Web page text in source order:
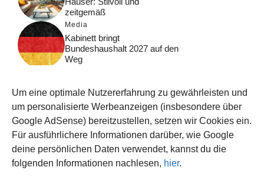
Um eine optimale Nutzererfahrung zu gewährleisten und
um personalisierte Werbeanzeigen (insbesondere über
Google AdSense) bereitzustellen, setzen wir Cookies ein.
Für ausführlichere Informationen darüber, wie Google
deine persönlichen Daten verwendet, kannst du die
folgenden Informationen nachlesen, hier.
zeitgemäß
Media
Kabinett bringt
Bundeshaushalt 2027 auf den
Weg
Funktionsweise, Prozesse
und Rankinglogik
Computer
Wieso habe ich im moment
kein Internet?